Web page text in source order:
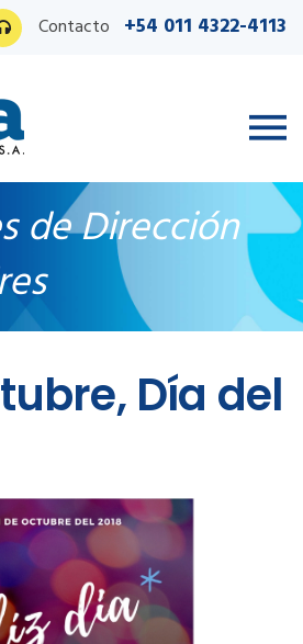
Contacto +54 011 4322-4113
de Dirección
Día del